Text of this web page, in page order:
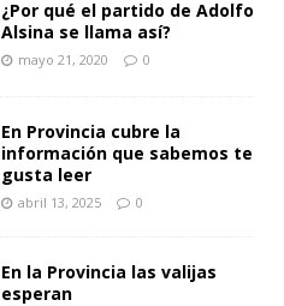
¿Por qué el partido de Adolfo
Alsina se llama así?
mayo 21, 2020 0
En Provincia cubre la
información que sabemos te
gusta leer
abril 13, 2025 0
En la Provincia las valijas
esperan